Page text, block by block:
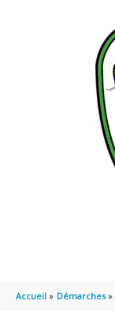
Accueil Démarches